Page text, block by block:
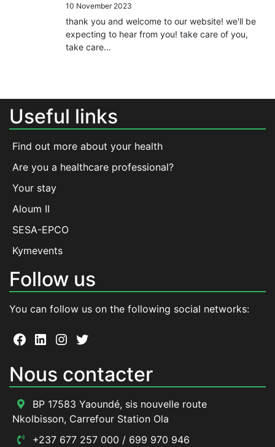
10 November 2023
thank you and welcome to our website! we'll be
expecting to hear from you! take care of you,
take care…
Useful links
Find out more about your health
Are you a healthcare professional?
Your stay
Aloum II
SESA-EPCO
Kymevents
Follow us
You can follow us on the following social networks:
Facebook
LinkedIn
Instagram
Twitter
Nous contacter
BP 17583 Yaoundé, sis nouvelle route
Nkolbisson, Carrefour Station Ola
+237 677 257 000 / 699 970 946